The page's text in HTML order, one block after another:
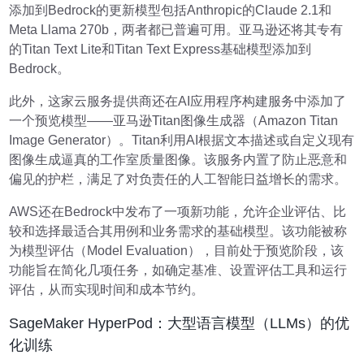
添加到Bedrock的更新模型包括Anthropic的Claude 2.1和
Meta Llama 270b，两者都已普遍可用。亚马逊还将其专有
的Titan Text Lite和Titan Text Express基础模型添加到
Bedrock。
此外，这家云服务提供商还在AI应用程序构建服务中添加了
一个预览模型——亚马逊Titan图像生成器（Amazon Titan
Image Generator）。Titan利用AI根据文本描述或自定义现有
图像生成逼真的工作室质量图像。该服务内置了防止恶意和
偏见的护栏，满足了对负责任的人工智能日益增长的需求。
AWS还在Bedrock中发布了一项新功能，允许企业评估、比
较和选择最适合其用例和业务需求的基础模型。该功能被称
为模型评估（Model Evaluation），目前处于预览阶段，该
功能旨在简化几项任务，如确定基准、设置评估工具和运行
评估，从而实现时间和成本节约。
SageMaker HyperPod：大型语言模型（LLMs）的优
化训练